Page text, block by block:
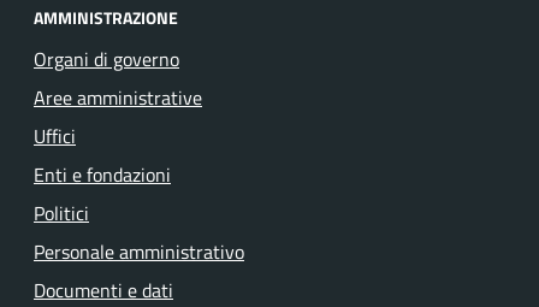
AMMINISTRAZIONE
Organi di governo
Aree amministrative
Uffici
Enti e fondazioni
Politici
Personale amministrativo
Documenti e dati